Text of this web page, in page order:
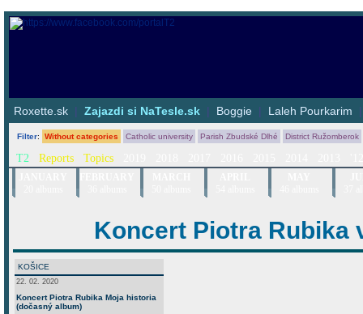
Roxette.sk | Zajazdi si NaTesle.sk | Boggie | Laleh Pourkarim
Filter: Without categories Catholic university Parish Zbudské Dlhé District Ružomberok
T2 Reports Topics
Koncert Piotra Rubika
KOŠICE
22. 02. 2020
Koncert Piotra Rubika Moja historia
(dočasný album)